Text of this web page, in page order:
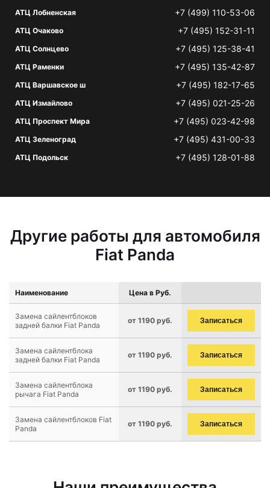
АТЦ Лобненская +7 (499) 110-53-06
АТЦ Очаково +7 (495) 152-31-11
АТЦ Солнцево +7 (495) 125-38-41
АТЦ Раменки +7 (495) 135-42-87
АТЦ Варшавское ш +7 (495) 182-17-65
АТЦ Измайлово +7 (495) 021-25-26
АТЦ Проспект Мира +7 (495) 023-42-98
АТЦ Зеленоград +7 (495) 431-00-33
АТЦ Подольск +7 (495) 128-01-88
Другие работы для автомобиля
Fiat Panda
Наименование Цена в Руб.
Замена сайлентблоков
задней балки Fiat Panda
от 1190 руб. Записаться
Замена сайлентблока
задней балки Fiat Panda
от 1190 руб. Записаться
Замена сайлентблока
рычага Fiat Panda
от 1190 руб. Записаться
Замена сайлентблоков Fiat
Panda
от 1190 руб. Записаться